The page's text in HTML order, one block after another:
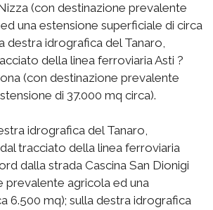
(con destinazione prevalente
una estensione superficiale di circa
destra idrografica del Tanaro,
della linea ferroviaria Asti ?
(con destinazione prevalente
di 37.000 mq circa).
idrografica del Tanaro,
tracciato della linea ferroviaria
dalla strada Cascina San Dionigi
prevalente agricola ed una
6.500 mq); sulla destra idrografica